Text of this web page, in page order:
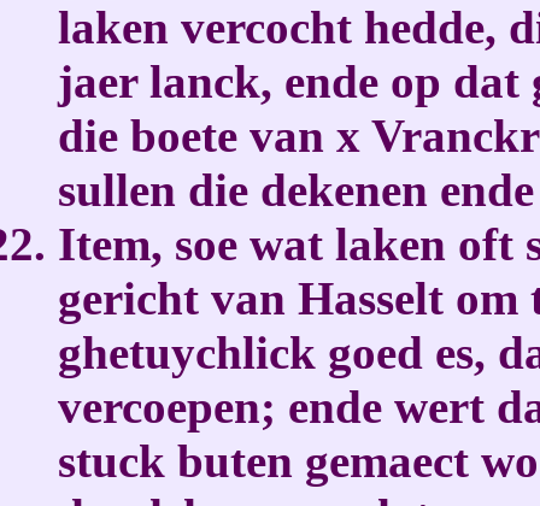
laken vercocht hedde,
jaer lanck, ende op dat
die boete van x
sullen die dekenen
Item, soe wat laken oft
gericht van Hasselt om
ghetuychlick goed es,
vercoepen; ende wert
stuck buten gemaect